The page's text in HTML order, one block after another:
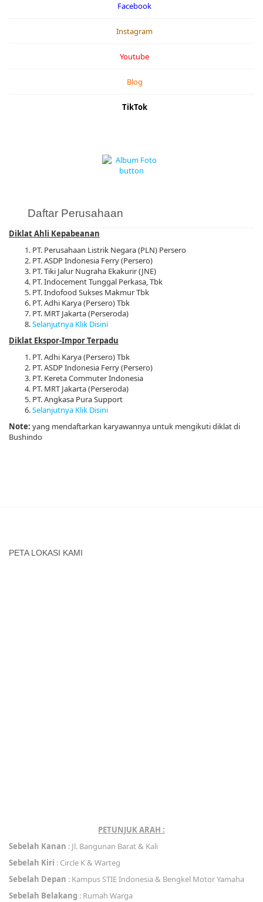
Facebook
Instagram
Youtube
Blog
TikTok
Daftar Perusahaan
Diklat Ahli Kepabeanan
PT. Perusahaan Listrik Negara (PLN) Persero
PT. ASDP Indonesia Ferry (Persero)
PT. Tiki Jalur Nugraha Ekakurir (JNE)
PT. Indocement Tunggal Perkasa, Tbk
PT. Indofood Sukses Makmur Tbk
PT. Adhi Karya (Persero) Tbk
PT. MRT Jakarta (Perseroda)
Selanjutnya Klik Disini
Diklat Ekspor-Impor Terpadu
PT. Adhi Karya (Persero) Tbk
PT. ASDP Indonesia Ferry (Persero)
PT. Kereta Commuter Indonesia
PT. MRT Jakarta (Perseroda)
PT. Angkasa Pura Support
Selanjutnya Klik Disini
Note: yang mendaftarkan karyawannya untuk mengikuti diklat di
Bushindo
PETA LOKASI KAMI
PETUNJUK ARAH :
Sebelah Kanan : Jl. Bangunan Barat & Kali
Sebelah Kiri : Circle K & Warteg
Sebelah Depan : Kampus STIE Indonesia & Bengkel Motor Yamaha
Sebelah Belakang : Rumah Warga